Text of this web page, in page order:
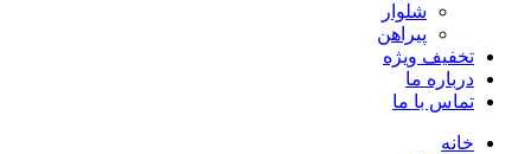
شلوار
پیراهن
تخفیف ویژه
درباره ما
تماس با ما
خانه